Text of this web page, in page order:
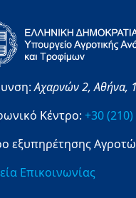
Αχαρνών 2,Αθήνα,
Κέντρο: +30
εξυπηρέτησης
Επικοινωνίας